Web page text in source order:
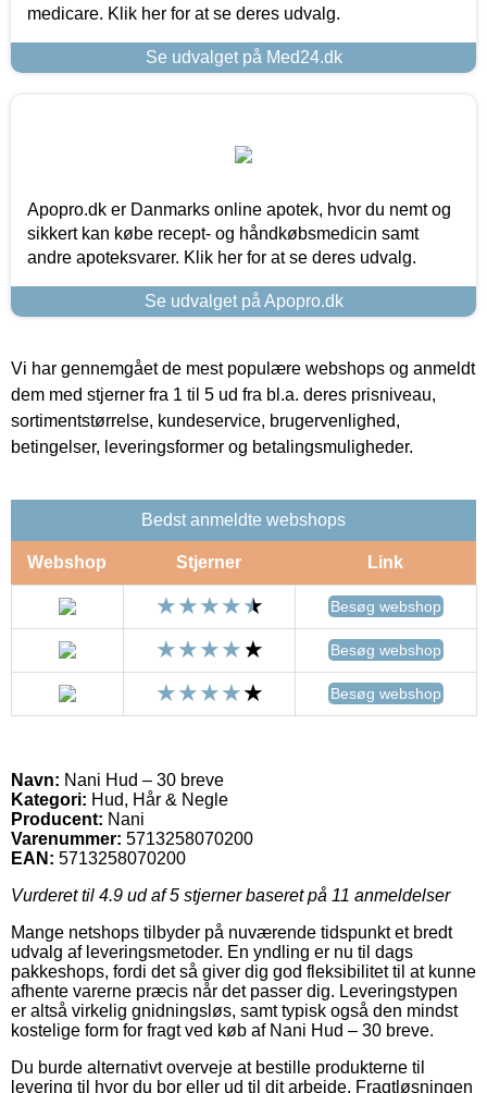
medicare. Klik her for at se deres udvalg.
Se udvalget på Med24.dk
Apopro.dk er Danmarks online apotek, hvor du nemt og
sikkert kan købe recept- og håndkøbsmedicin samt
andre apoteksvarer. Klik her for at se deres udvalg.
Se udvalget på Apopro.dk
Vi har gennemgået de mest populære webshops og anmeldt
dem med stjerner fra 1 til 5 ud fra bl.a. deres prisniveau,
sortimentstørrelse, kundeservice, brugervenlighed,
betingelser, leveringsformer og betalingsmuligheder.
Bedst anmeldte webshops
Webshop Stjerner Link
Besøg webshop
Besøg webshop
Besøg webshop
Navn: Nani Hud – 30 breve
Kategori: Hud, Hår & Negle
Producent: Nani
Varenummer: 5713258070200
EAN: 5713258070200
Vurderet til 4.9 ud af 5 stjerner baseret på 11 anmeldelser
Mange netshops tilbyder på nuværende tidspunkt et bredt
udvalg af leveringsmetoder. En yndling er nu til dags
pakkeshops, fordi det så giver dig god fleksibilitet til at kunne
afhente varerne præcis når det passer dig. Leveringstypen
er altså virkelig gnidningsløs, samt typisk også den mindst
kostelige form for fragt ved køb af Nani Hud – 30 breve.
Du burde alternativt overveje at bestille produkterne til
levering til hvor du bor eller ud til dit arbejde. Fragtløsningen